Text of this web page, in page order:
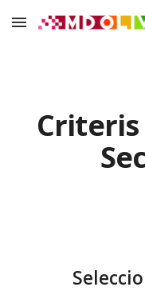
Skip to main content